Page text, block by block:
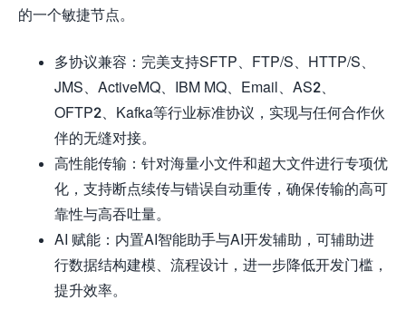
的一个敏捷节点。
多协议兼容：完美支持SFTP、FTP/S、HTTP/S、
JMS、ActiveMQ、IBM MQ、Email、AS2、
OFTP2、Kafka等行业标准协议，实现与任何合作伙
伴的无缝对接。
高性能传输：针对海量小文件和超大文件进行专项优
化，支持断点续传与错误自动重传，确保传输的高可
靠性与高吞吐量。
AI 赋能：内置AI智能助手与AI开发辅助，可辅助进
行数据结构建模、流程设计，进一步降低开发门槛，
提升效率。